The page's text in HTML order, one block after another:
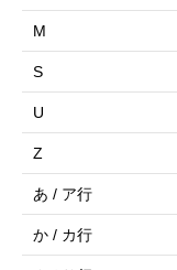
M
S
U
Z
あ / ア行
か / カ行